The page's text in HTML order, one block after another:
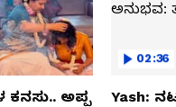
ಅಪ್ಪ
02:36
Yash: